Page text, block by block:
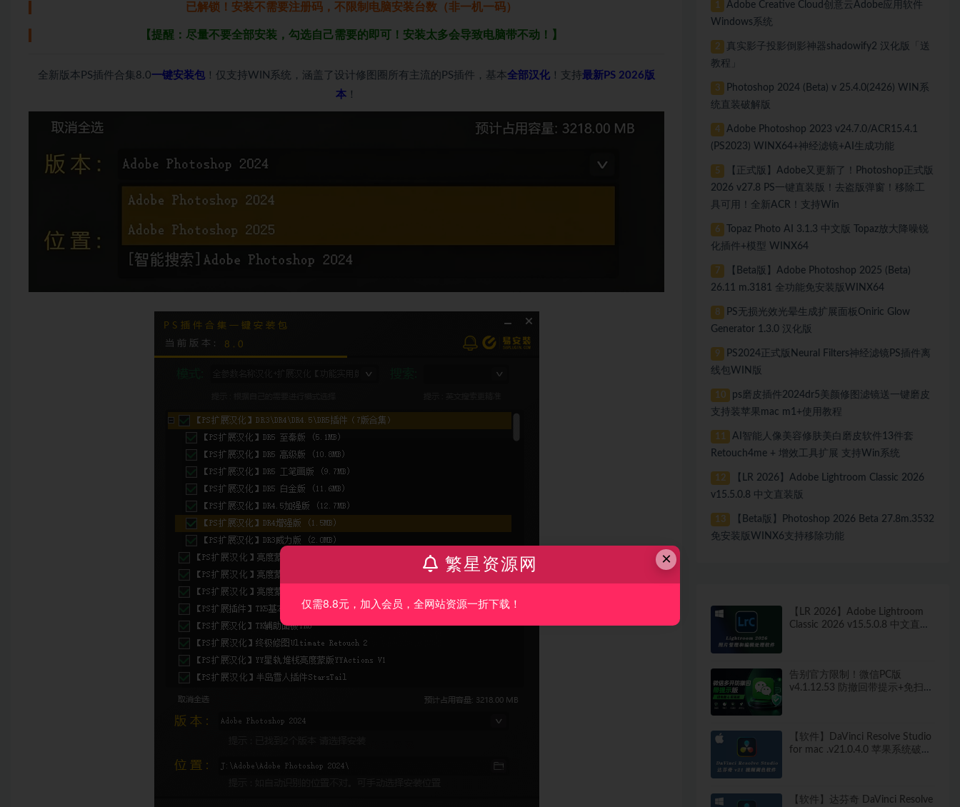
已解锁！安装不需要注册码，不限制电脑安装台数（非一机一码）
【提醒：尽量不要全部安装，勾选自己需要的即可！安装太多会导致电脑带不动！】
全新版本PS插件合集8.0一键安装包 ！仅支持WIN系统，涵盖了设计修图圈所有主流的PS插件，基本全部汉化 ！支持最新PS 2026版
本 ！
1
Adobe Creative Cloud创意云Adobe应用软件
Windows系统
2
真实影子投影倒影神器shadowify2 汉化版「送
教程」
3
Photoshop 2024 (Beta) v 25.4.0(2426) WIN系
统直装破解版
4
Adobe Photoshop 2023 v24.7.0/ACR15.4.1
(PS2023) WINX64+神经滤镜+AI生成功能
5
【正式版】Adobe又更新了！Photoshop正式版
2026 v27.8 PS一键直装版！去盗版弹窗！移除工
具可用！全新ACR！支持Win
6
Topaz Photo AI 3.1.3 中文版 Topaz放大降噪锐
化插件+模型 WINX64
7
【Beta版】Adobe Photoshop 2025 (Beta)
26.11 m.3181 全功能免安装版WINX64
8
PS无损光效光晕生成扩展面板Oniric Glow
Generator 1.3.0 汉化版
9
PS2024正式版Neural Filters神经滤镜PS插件离
线包WIN版
10
ps磨皮插件2024dr5美颜修图滤镜送一键磨皮
支持装苹果mac m1+使用教程
11
AI智能人像美容修肤美白磨皮软件13件套
Retouch4me + 增效工具扩展 支持Win系统
12
【LR 2026】Adobe Lightroom Classic 2026
v15.5.0.8 中文直装版
13
【Beta版】Photoshop 2026 Beta 27.8m.3532
免安装版WINX6支持移除功能
【LR 2026】Adobe Lightroom
Classic 2026 v15.5.0.8 中文直装
告别官方限制！微信PC版
v4.1.12.53 防撤回带提示+免扫码
【软件】DaVinci Resolve Studio
for mac .v21.0.4.0 苹果系统破解
【软件】达芬奇 DaVinci Resolve
×
繁星资源网
仅需8.8元，加入会员，全网站资源一折下载！